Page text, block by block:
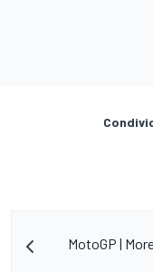
MotoGP |